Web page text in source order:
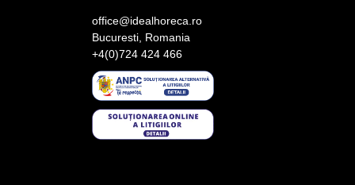
office@idealhoreca.ro
Bucuresti, Romania
+4(0)724 424 466